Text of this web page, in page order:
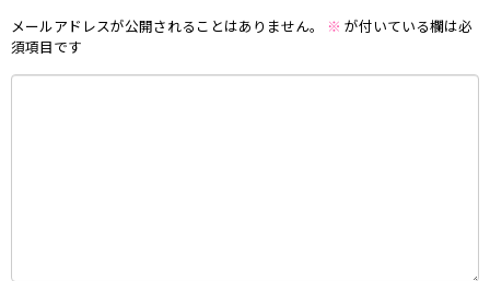
メールアドレスが公開されることはありません。 ※ が付いている欄は必
須項目です